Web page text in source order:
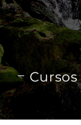
CATÁLOGO
MATRÍCULA Y
CONTACTO